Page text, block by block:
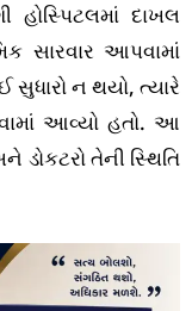
દાખલ
સારવાર આપવામાં
ન થયો, ત્યારે
આવ્યો હતો. આ
ડોકટરો તેની સ્થિતિ